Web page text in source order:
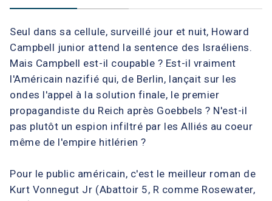
Seul dans sa cellule, surveillé jour et nuit, Howard
Campbell junior attend la sentence des Israéliens.
Mais Campbell est-il coupable ? Est-il vraiment
l'Américain nazifié qui, de Berlin, lançait sur les
ondes l'appel à la solution finale, le premier
propagandiste du Reich après Goebbels ? N'est-il
pas plutôt un espion infiltré par les Alliés au coeur
même de l'empire hitlérien ?
Pour le public américain, c'est le meilleur roman de
Kurt Vonnegut Jr (Abattoir 5, R comme Rosewater,